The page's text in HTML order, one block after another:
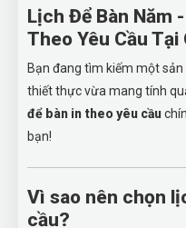
Lịch Để Bàn Năm
Theo Yêu Cầu Tại
Bạn đang tìm kiếm một
thiết thực vừa mang tính
để bàn in theo yêu cầu
bạn!
Vì sao nên chọn
cầu?